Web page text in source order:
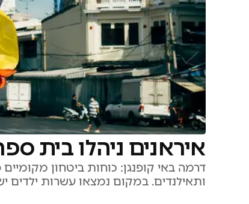
איראנים ניהלו בית ספר בתאילנד:
דרמה באי קופנגן: כוחות ביטחון
ותאילנדים. במקום נמצאו עשרות ילדים